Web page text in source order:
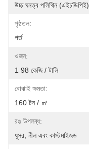
উচ্চ ঘনত্ব পলিথিন (এইচডিপিই)
পৃষ্ঠতল:
গর্ত
ওজন:
1 98 কেজি / টালি
বোঝাই ক্ষমতা:
160 টন / ㎡
রঙ উপলব্ধ:
ধূসর, নীল এবং কাস্টমাইজড